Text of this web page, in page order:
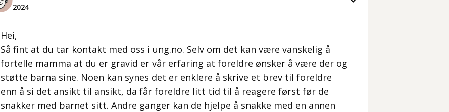
2024
Hei,
Så fint at du tar kontakt med oss i ung.no. Selv om det kan være vanskelig å
fortelle mamma at du er gravid er vår erfaring at foreldre ønsker å være der og
støtte barna sine. Noen kan synes det er enklere å skrive et brev til foreldre
enn å si det ansikt til ansikt, da får foreldre litt tid til å reagere først før de
snakker med barnet sitt. Andre ganger kan de hjelpe å snakke med en annen